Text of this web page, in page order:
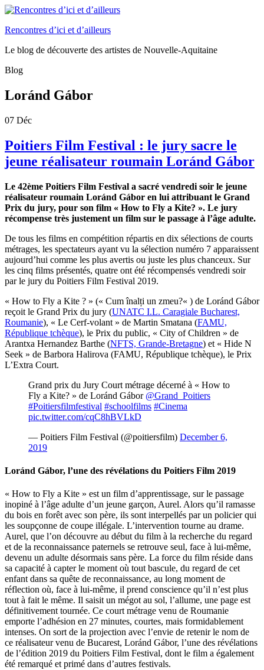
Rencontres d’ici et d’ailleurs
Le blog de découverte des artistes de Nouvelle-Aquitaine
Blog
Loránd Gábor
07 Déc
Poitiers Film Festival : le jury sacre le
jeune réalisateur roumain Loránd Gábor
Le 42ème Poitiers Film Festival a sacré vendredi soir le jeune
réalisateur roumain Loránd Gábor en lui attribuant le Grand
Prix du jury, pour son film « How to Fly a Kite? ». Le jury
récompense très justement un film sur le passage à l’âge adulte.
De tous les films en compétition répartis en dix sélections de courts
métrages, les spectateurs ayant vu la sélection numéro 7 apparaissent
aujourd’hui comme les plus avertis ou juste les plus chanceux. Sur
les cinq films présentés, quatre ont été récompensés vendredi soir
par le jury du Poitiers Film Festival 2019.
« How to Fly a Kite ? » (« Cum înalți un zmeu?« ) de Loránd Gábor
reçoit le Grand Prix du jury (UNATC I.L. Caragiale Bucharest,
Roumanie), « Le Cerf-volant » de Martin Smatana (FAMU,
République tchèque), le Prix du public, « City of Children » de
Arantxa Hernandez Barthe (NFTS, Grande-Bretagne) et « Hide N
Seek » de Barbora Halirova (FAMU, République tchèque), le Prix
L’Extra Court.
Grand prix du Jury Court métrage décerné à « How to
Fly a Kite? » de Loránd Gábor @Grand_Poitiers
#Poitiersfilmfestival #schoolfilms #Cinema
pic.twitter.com/cqC8hBVLkD
— Poitiers Film Festival (@poitiersfilm) December 6,
2019
Loránd Gábor, l’une des révélations du Poitiers Film 2019
« How to Fly a Kite » est un film d’apprentissage, sur le passage
inopiné à l’âge adulte d’un jeune garçon, Aurel. Alors qu’il ramasse
du bois en forêt avec son père, ils sont interpellés par un policier qui
les soupçonne de coupe illégale. L’intervention tourne au drame.
Aurel, que l’on découvre au début du film à la recherche du regard
et de la reconnaissance paternels se retrouve seul, face à lui-même,
devenu un adulte désormais sans père. La force du film réside dans
sa capacité à capter le moment où tout bascule, du regard de cet
enfant dans sa quête de reconnaissance, au long moment de
réflection où, face à lui-même, il prend conscience qu’il n’est plus
tout à fait le même. Il saisit un mégot au sol, l’allume, une page est
définitivement tournée. Ce court métrage venu de Roumanie
emporte l’adhésion en 27 minutes, courtes, mais formidablement
intenses. On sort de la projection avec l’envie de retenir le nom de
ce réalisateur venu de Bucarest, Loránd Gábor, l’une des révélations
de l’édition 2019 du Poitiers Film Festival, dont le film a également
été remarqué et primé dans d’autres festivals.